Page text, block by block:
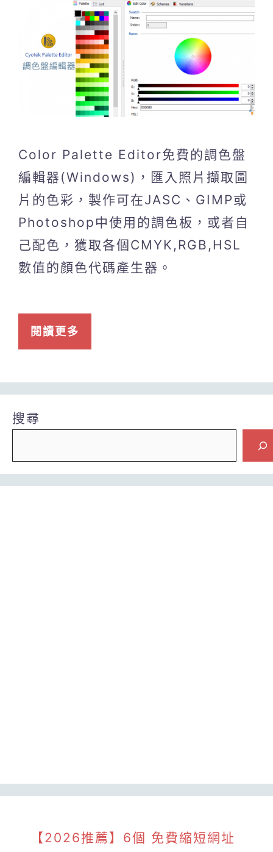
Color Palette Editor免費的調色盤
編輯器(Windows)，匯入照片擷取圖
片的色彩，製作可在JASC、GIMP或
Photoshop中使用的調色板，或者自
己配色，獲取各個CMYK,RGB,HSL
數值的顏色代碼產生器。
閱讀更多
搜尋
【2026推薦】6個 免費縮短網址